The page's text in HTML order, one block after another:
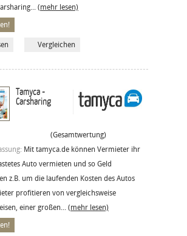
(mehr lesen)
Vergleichen
Tamyca -
Carsharing
(Gesamtwertung)
Mit tamyca.de können Vermieter ihr
Auto vermieten und so Geld
z.B. um die laufenden Kosten des Autos
profitieren von vergleichsweise
einer großen... (mehr lesen)